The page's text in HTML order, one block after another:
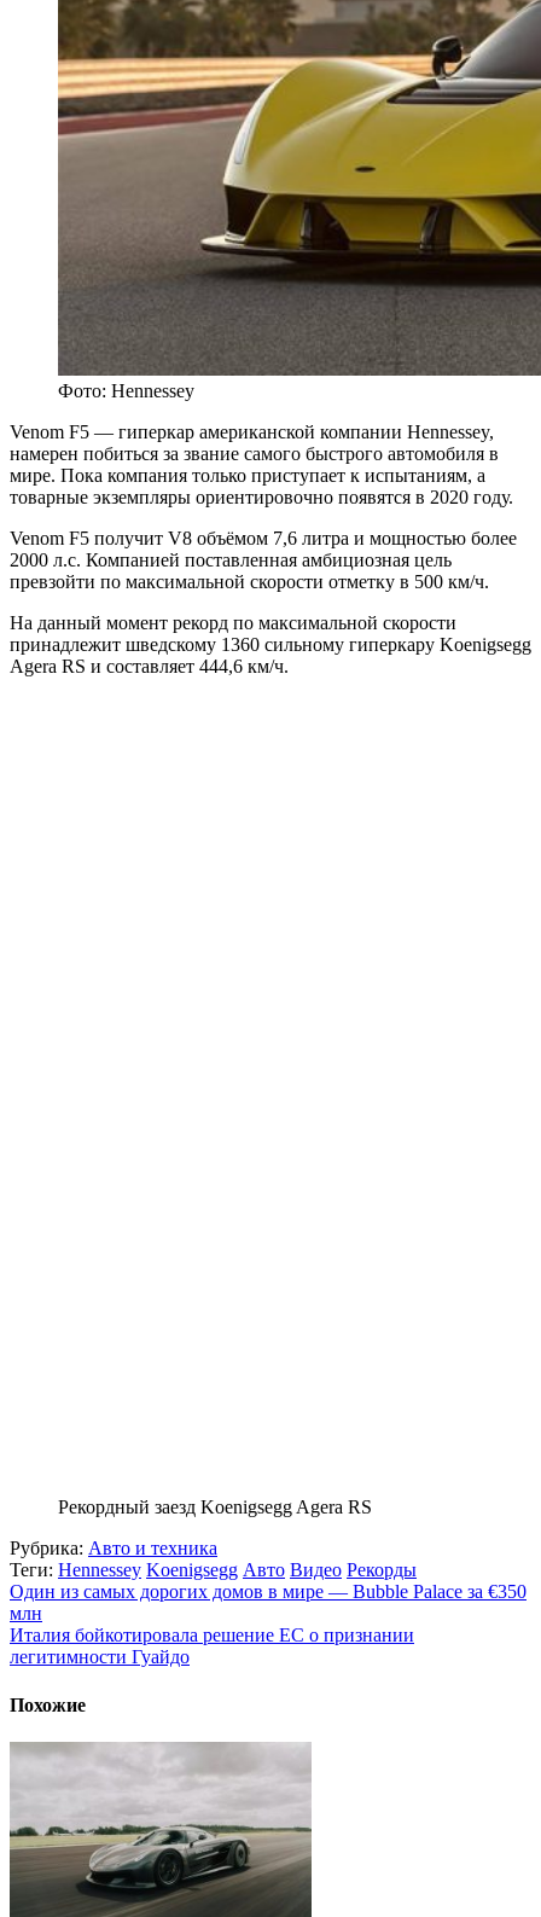
Фото: Hennessey
Venom F5 — гиперкар американской компании Hennessey,
намерен побиться за звание самого быстрого автомобиля в
мире. Пока компания только приступает к испытаниям, а
товарные экземпляры ориентировочно появятся в 2020 году.
Venom F5 получит V8 объёмом 7,6 литра и мощностью более
2000 л.с. Компанией поставленная амбициозная цель
превзойти по максимальной скорости отметку в 500 км/ч.
На данный момент рекорд по максимальной скорости
принадлежит шведскому 1360 сильному гиперкару Koenigsegg
Agera RS и составляет 444,6 км/ч.
Рекордный заезд Koenigsegg Agera RS
Рубрика: Авто и техника
Теги: Hennessey Koenigsegg Авто Видео Рекорды
Один из самых дорогих домов в мире — Bubble Palace за €350
млн
Италия бойкотировала решение ЕС о признании
легитимности Гуайдо
Похожие